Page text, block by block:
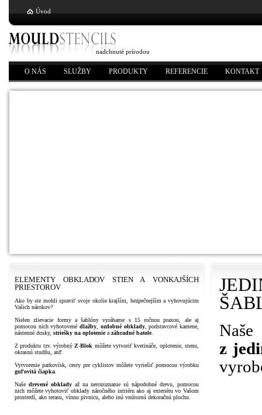
Úvod
nadchnuté prírodou
O NÁS SLUŽBY PRODUKTY REFERENCIE KONTAKT
ELEMENTY OBKLADOV STIEN A VONKAJŠÍCH
PRIESTOROV
Ako by ste mohli spraviť svoje okolie krajším, bezpečnejším a vyhovujúcim
Vašich nárokov?
Nielen zlievacie formy a šablóny vyrábame s 15 ročnou praxou, ale aj
pomocou nich vyhotovenédlažby ozdobné obklady, podstavcové kamene,
nástenné dosky, striešky na oploteniea záhradné batole.
Z produktu tzv. výrobnýZ-Blok môžete vytvoriť kvetináče, oplotenie, stenu,
okrasnú studňu, atď.
Vytvorenie parkovísk, cesty pre cyklistov môžete vyriešiť pomocou výrobku
guľovitá čiapka
Naše drevené obklady až na nerozoznanie sú nápodobné drevu, pomocou
nich môžete vyhotoviť obklady náročného intriéru ako aj exteriéru vo Vašom
prostredí, ako terasu, vínnu pivnicu, alebo inú vnútornú dekoračnú plochu.
z